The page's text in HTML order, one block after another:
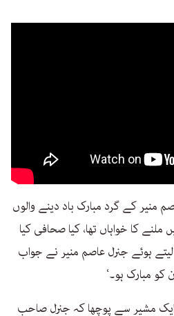
منیر کے گرد مبارک باد دینے والوں
ملنے کا خواہاں تھا، کیا صحافی کیا
ہوئے جنرل عاصم منیر نے جواب
کو مبارک ہو۔‘
مشیر سے پوچھا کہ جنرل صاحب